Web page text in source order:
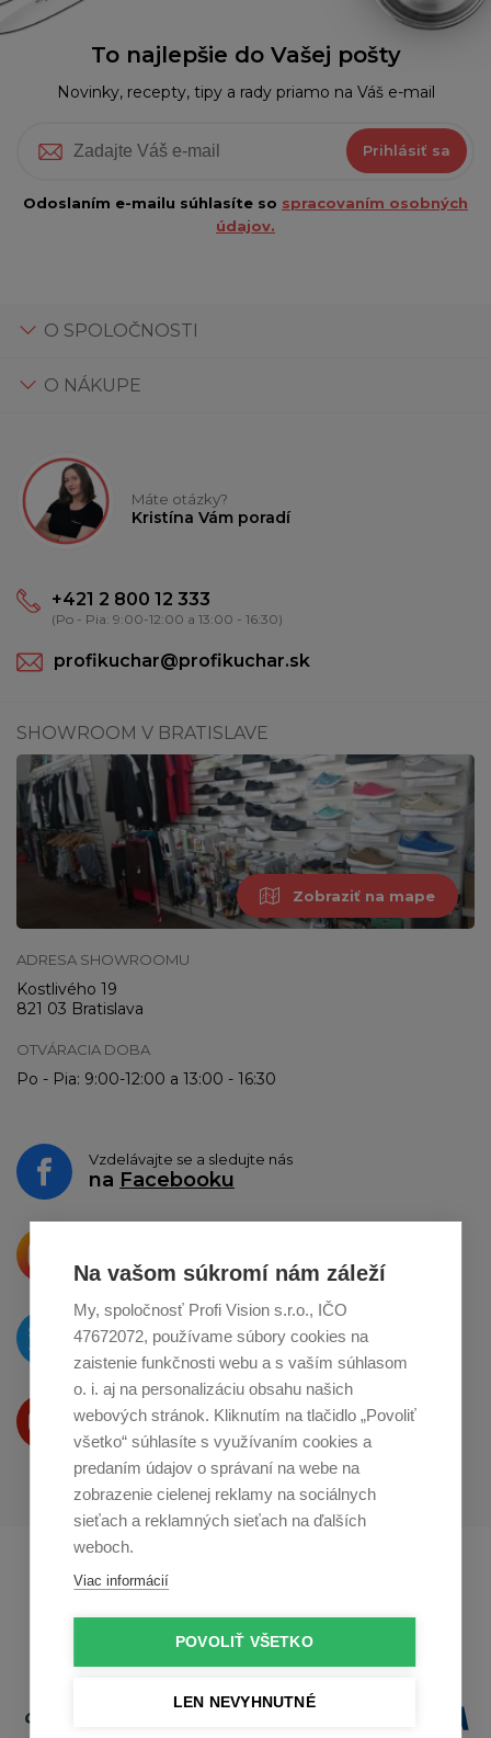
Na vašom súkromí nám záleží
My, spoločnosť Profi Vision s.r.o., IČO
47672072, používame súbory cookies na
zaistenie funkčnosti webu a s vaším súhlasom
o. i. aj na personalizáciu obsahu našich
webových stránok. Kliknutím na tlačidlo „Povoliť
všetko“ súhlasíte s využívaním cookies a
predaním údajov o správaní na webe na
zobrazenie cielenej reklamy na sociálnych
sieťach a reklamných sieťach na ďalších
weboch.
Viac informácií
POVOLIŤ VŠETKO
LEN NEVYHNUTNÉ
To najlepšie do Vašej pošty
Novinky, recepty, tipy a rady priamo na Váš e-mail
Prihlásiť sa
Odoslaním e-mailu súhlasíte so spracovaním osobných
údajov.
O SPOLOČNOSTI
O NÁKUPE
Máte otázky?
Kristína Vám poradí
+421 2 800 12 333
(Po - Pia: 9:00-12:00 a 13:00 - 16:30)
profikuchar@profikuchar.sk
SHOWROOM V BRATISLAVE
Zobraziť na mape
ADRESA SHOWROOMU
Kostlivého 19
821 03 Bratislava
OTVÁRACIA DOBA
Po - Pia: 9:00-12:00 a 13:00 - 16:30
Vzdelávajte se a sledujte nás
na Facebooku
o zdieľanie naInstagrame
O novinkách píšeme
naTwitteri
Produkty Vám predstavujeme
na Youtube
Profikuchař.cz